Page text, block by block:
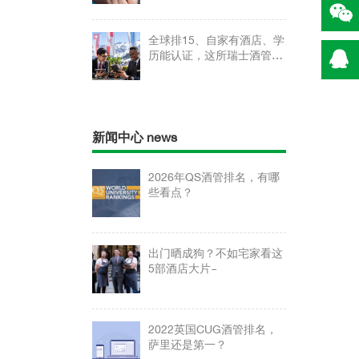
全球排15、自家有酒店、学
历能认证，这所瑞士酒管学
新闻中心 news
2026年QS酒管排名，有哪
些看点？
出门晒成狗？不如宅家看这
5部酒店大片~
2022英国CUG酒管排名，
萨里还是第一？